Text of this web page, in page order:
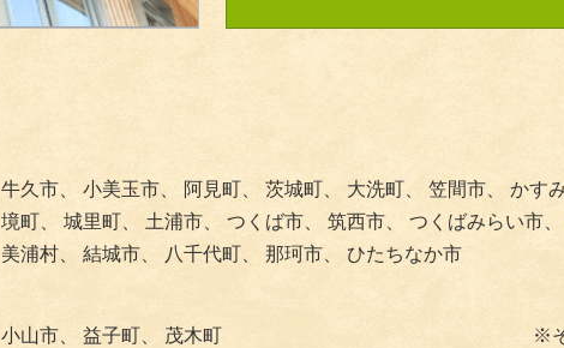
牛久市、 小美玉市、 阿見町、 茨城町、 大洗町、 笠間市、 かす
境町、 城里町、 土浦市、 つくば市、 筑西市、 つくばみらい市、
美浦村、 結城市、 八千代町、 那珂市、 ひたちなか市
小山市、 益子町、 茂木町 ※